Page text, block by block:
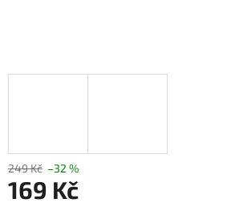
249 Kč –32 %
169 Kč